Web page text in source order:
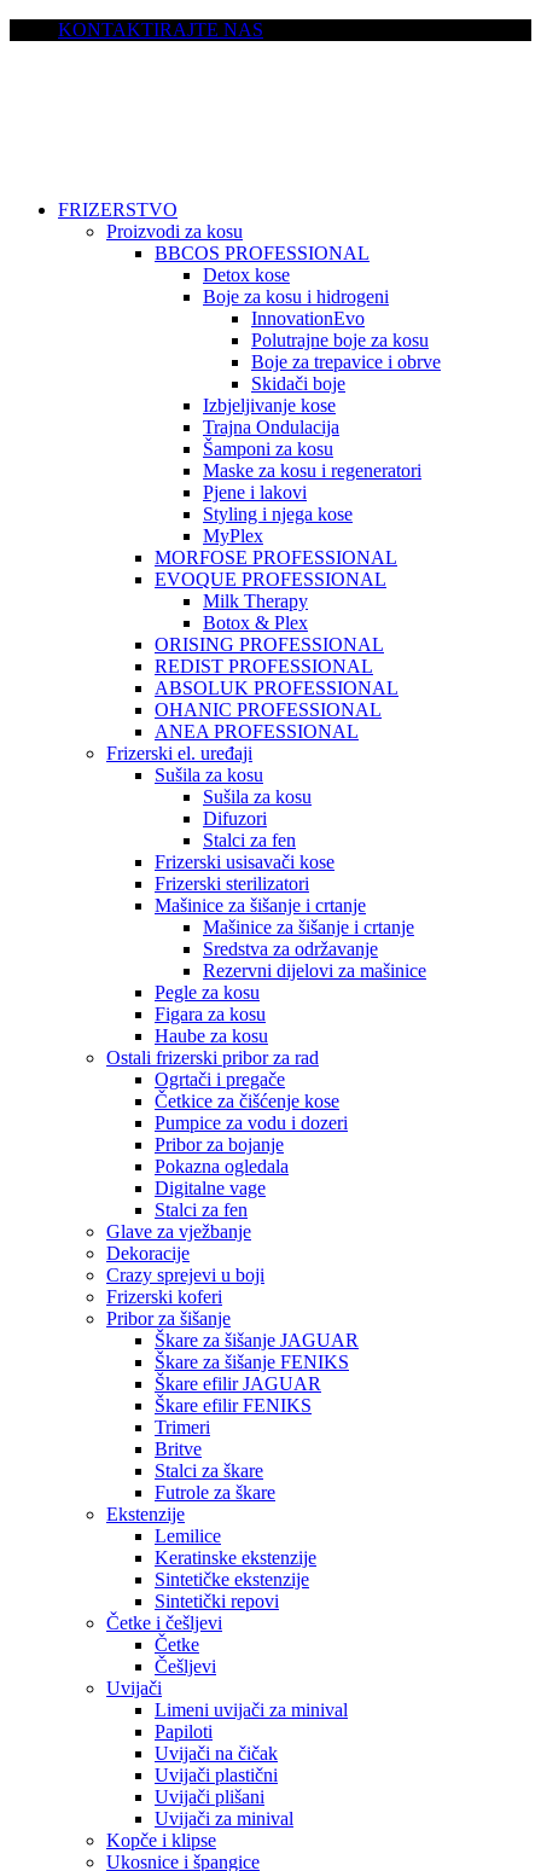
KONTAKTIRAJTE NAS
FRIZERSTVO
Proizvodi za kosu
BBCOS PROFESSIONAL
Detox kose
Boje za kosu i hidrogeni
InnovationEvo
Polutrajne boje za kosu
Boje za trepavice i obrve
Skidači boje
Izbjeljivanje kose
Trajna Ondulacija
Šamponi za kosu
Maske za kosu i regeneratori
Pjene i lakovi
Styling i njega kose
MyPlex
MORFOSE PROFESSIONAL
EVOQUE PROFESSIONAL
Milk Therapy
Botox & Plex
ORISING PROFESSIONAL
REDIST PROFESSIONAL
ABSOLUK PROFESSIONAL
OHANIC PROFESSIONAL
ANEA PROFESSIONAL
Frizerski el. uređaji
Sušila za kosu
Sušila za kosu
Difuzori
Stalci za fen
Frizerski usisavači kose
Frizerski sterilizatori
Mašinice za šišanje i crtanje
Mašinice za šišanje i crtanje
Sredstva za održavanje
Rezervni dijelovi za mašinice
Pegle za kosu
Figara za kosu
Haube za kosu
Ostali frizerski pribor za rad
Ogrtači i pregače
Četkice za čišćenje kose
Pumpice za vodu i dozeri
Pribor za bojanje
Pokazna ogledala
Digitalne vage
Stalci za fen
Glave za vježbanje
Dekoracije
Crazy sprejevi u boji
Frizerski koferi
Pribor za šišanje
Škare za šišanje JAGUAR
Škare za šišanje FENIKS
Škare efilir JAGUAR
Škare efilir FENIKS
Trimeri
Britve
Stalci za škare
Futrole za škare
Ekstenzije
Lemilice
Keratinske ekstenzije
Sintetičke ekstenzije
Sintetički repovi
Četke i češljevi
Četke
Češljevi
Uvijači
Limeni uvijači za minival
Papiloti
Uvijači na čičak
Uvijači plastični
Uvijači plišani
Uvijači za minival
Kopče i klipse
Ukosnice i špangice